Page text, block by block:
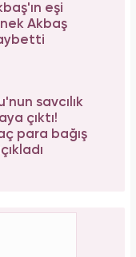
eşi
Akbaş
savcılık
çıktı!
para bağış